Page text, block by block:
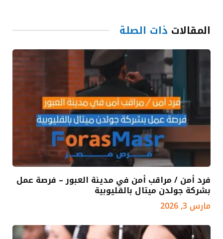
المقالات ذات الصلة
فرد أمن / مراقب أمن في مدينة العبور – فرصة عمل
بشركة جولدن ميتال بالقليوبية
مارس 3, 2026